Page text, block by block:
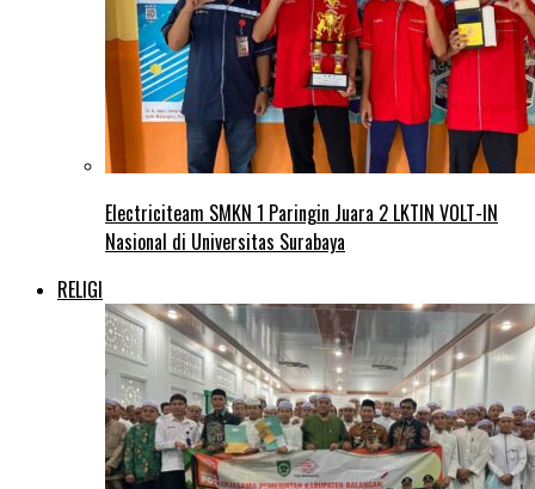
Electriciteam SMKN 1 Paringin Juara 2 LKTIN VOLT-IN
Nasional di Universitas Surabaya
RELIGI